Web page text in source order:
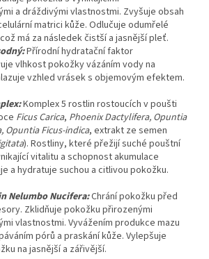
a dráždivými vlastnostmi. Zvyšuje obsah
matrici kůže. Odlučuje odumřelé
má za následek čistší a jasnější pleť.
Přírodní hydratační faktor
vlhkost pokožky vázáním vody na
vzhled vrásek s objemovým efektem.
Komplex 5 rostlin rostoucích v poušti
Ficus Carica, Phoenix Dactylifera, Opuntia
Opuntia Ficus-indica, extrakt ze semen
). Rostliny, které přežijí suché pouštní
vitalitu a schopnost akumulace
a hydratuje suchou a citlivou pokožku.
Nelumbo Nucifera:Chrání pokožku před
Zklidňuje pokožku přirozenými
vlastnostmi. Vyvážením produkce mazu
pórů a praskání kůže. Vylepšuje
na jasnější a zářivější.